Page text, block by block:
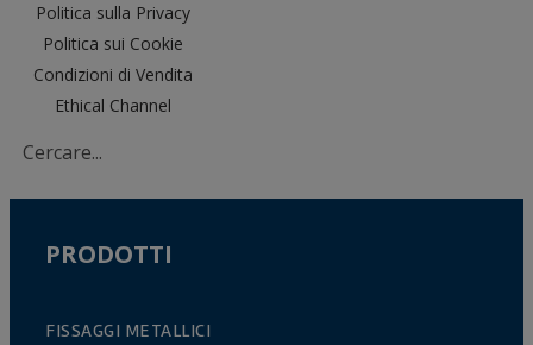
Politica sulla Privacy
Politica sui Cookie
Condizioni di Vendita
Ethical Channel
PRODOTTI
FISSAGGI METALLICI